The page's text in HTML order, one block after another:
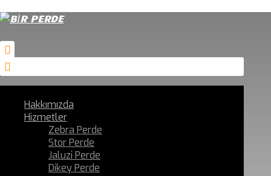
Hakkımızda
Hizmetler
Zebra Perde
Stor Perde
Jaluzi Perde
Dikey Perde